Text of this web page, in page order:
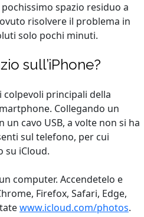
spazio residuo a
risolvere il problema in
solo pochi minuti.
sull’iPhone?
colpevoli principali della
Collegando un
cavo USB, a volte non si ha
sul telefono, per cui
su iCloud.
computer. Accendetelo e
Firefox, Safari, Edge,
www.icloud.com/photos.